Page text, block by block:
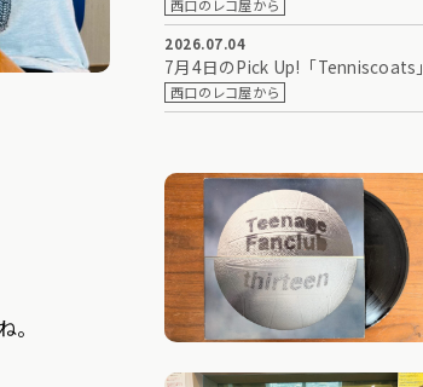
西口のレコ屋から
2026.07.04
7月4日のPick Up!「Tenniscoats」
西口のレコ屋から